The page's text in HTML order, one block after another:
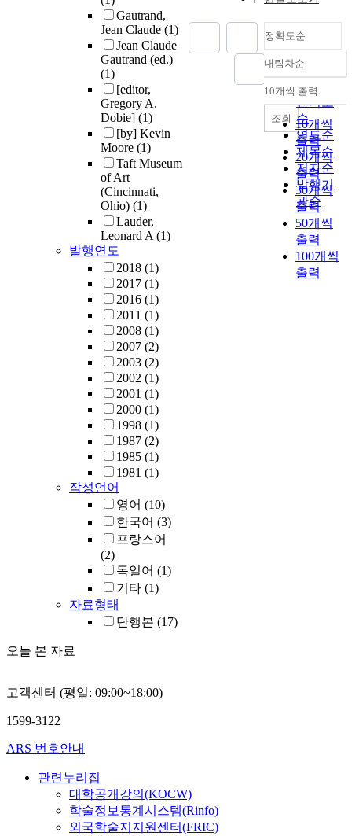
Gautrand,
Jean Claude (1)
Jean Claude
Gautrand (ed.)
(1)
[editor,
Gregory A.
Dobie] (1)
[by] Kevin
Moore (1)
Taft Museum
of Art
(Cincinnati,
Ohio) (1)
Lauder,
Leonard A(1)
발행연도
2018 (1)
2017 (1)
2016 (1)
2011 (1)
2008 (1)
2007 (2)
2003 (2)
2002 (1)
2001 (1)
2000 (1)
1998 (1)
1987 (2)
1985 (1)
1981 (1)
작성언어
영어 (10)
한국어 (3)
프랑스어
(2)
독일어 (1)
기타 (1)
자료형태
단행본 (17)
오늘 본 자료
정확도순
정확도
순
인기도
순
연도순
제목순
저자순
발행기
관순
내림차순
내림차순
10개씩 출력
10개씩
출력
20개씩
출력
30개씩
출력
50개씩
출력
100개씩
출력
조회
고객센터 (평일: 09:00~18:00)
1599-3122
ARS 번호안내
관련누리집
대학공개강의(KOCW)
학술정보통계시스템(Rinfo)
외국학술지지원센터(FRIC)